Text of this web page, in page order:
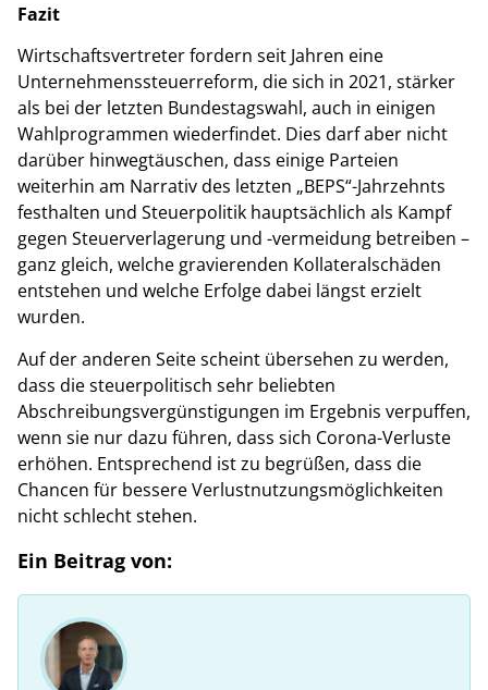
Fazit
Wirtschaftsvertreter fordern seit Jahren eine
Unternehmenssteuerreform, die sich in 2021, stärker
als bei der letzten Bundestagswahl, auch in einigen
Wahlprogrammen wiederfindet. Dies darf aber nicht
darüber hinwegtäuschen, dass einige Parteien
weiterhin am Narrativ des letzten „BEPS“-Jahrzehnts
festhalten und Steuerpolitik hauptsächlich als Kampf
gegen Steuerverlagerung und -vermeidung betreiben –
ganz gleich, welche gravierenden Kollateralschäden
entstehen und welche Erfolge dabei längst erzielt
wurden.
Auf der anderen Seite scheint übersehen zu werden,
dass die steuerpolitisch sehr beliebten
Abschreibungsvergünstigungen im Ergebnis verpuffen,
wenn sie nur dazu führen, dass sich Corona-Verluste
erhöhen. Entsprechend ist zu begrüßen, dass die
Chancen für bessere Verlustnutzungsmöglichkeiten
nicht schlecht stehen.
Ein Beitrag von: